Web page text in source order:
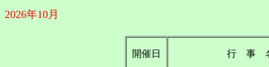
2026年10月
開催日 行 事